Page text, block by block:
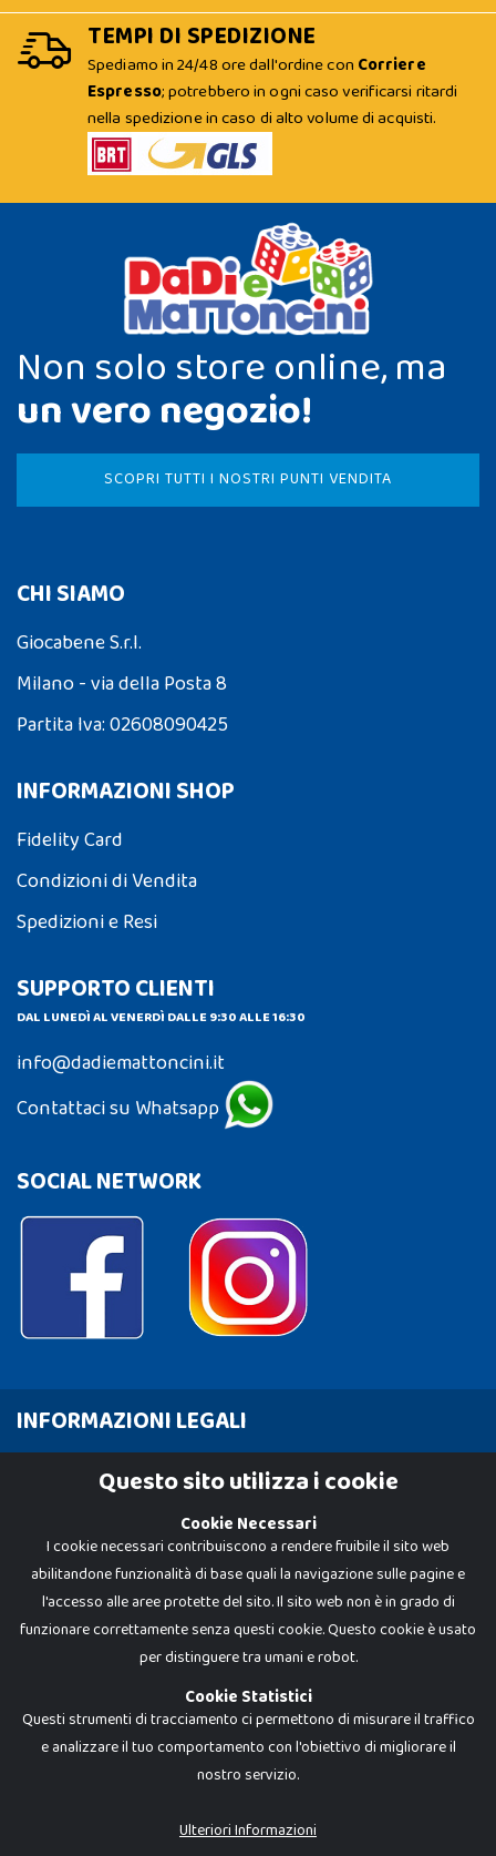
TEMPI DI SPEDIZIONE
Spediamo in 24/48 ore dall'ordine con Corriere
Espresso; potrebbero in ogni caso verificarsi ritardi
nella spedizione in caso di alto volume di acquisti.
Non solo store online, ma
un vero negozio!
SCOPRI TUTTI I NOSTRI PUNTI VENDITA
CHI SIAMO
Giocabene S.r.l.
Milano - via della Posta 8
Partita Iva: 02608090425
INFORMAZIONI SHOP
Fidelity Card
Condizioni di Vendita
Spedizioni e Resi
SUPPORTO CLIENTI
DAL LUNEDÌ AL VENERDÌ DALLE 9:30 ALLE 16:30
info@dadiemattoncini.it
Contattaci su Whatsapp
SOCIAL NETWORK
INFORMAZIONI LEGALI
Cookie Policy
Dadi e Mattoncini è un brand di Giocabene Srl. Ogni riproduzione o utilizzo non
I prezzi e le promozioni pubblicate potrebbero differire da quanto esposto in
Questo sito utilizza i cookie
Cookie Necessari
I cookie necessari contribuiscono a rendere fruibile il sito web
abilitandone funzionalità di base quali la navigazione sulle pagine e
l'accesso alle aree protette del sito. Il sito web non è in grado di
funzionare correttamente senza questi cookie. Questo cookie è usato
per distinguere tra umani e robot.
Cookie Statistici
Questi strumenti di tracciamento ci permettono di misurare il traffico
e analizzare il tuo comportamento con l'obiettivo di migliorare il
nostro servizio.
Ulteriori Informazioni